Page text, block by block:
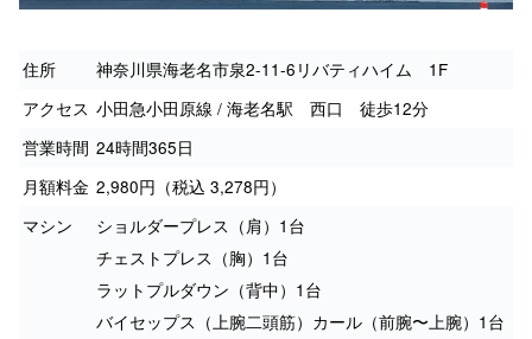
住所
神奈川県海老名市泉2-11-6リバティハイム 1F
アクセス 小田急小田原線 / 海老名駅 西口 徒歩12分
営業時間 24時間365日
月額料金 2,980円（税込 3,278円）
マシン
ショルダープレス（肩）1台
チェストプレス（胸）1台
ラットプルダウン（背中）1台
バイセップス（上腕二頭筋）カール（前腕〜上腕）1台